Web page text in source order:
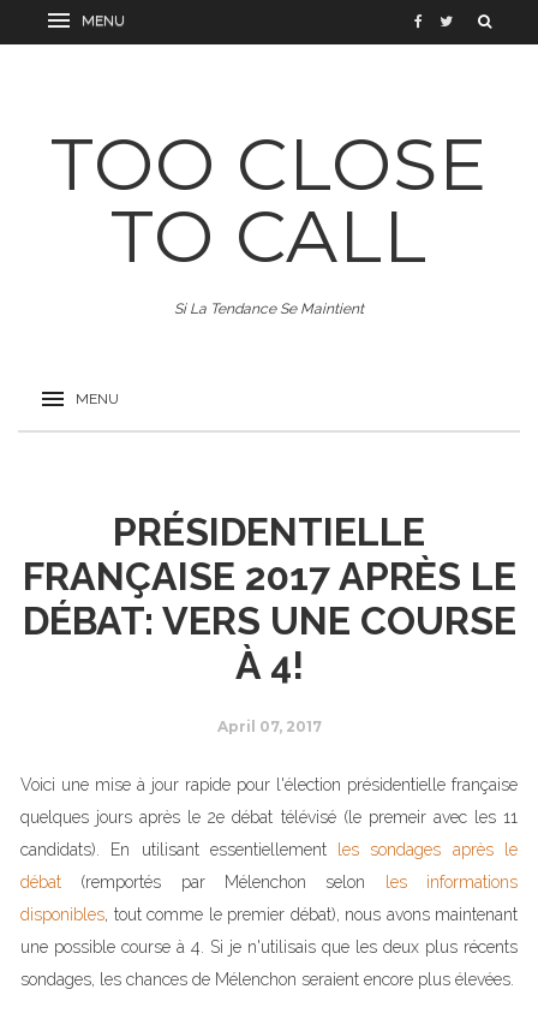
TOO CLOSE
TO CALL
Si La Tendance Se Maintient
PRÉSIDENTIELLE
FRANÇAISE 2017 APRÈS LE
DÉBAT: VERS UNE COURSE
À 4!
April 07, 2017
Voici une mise à jour rapide pour l'élection présidentielle française
quelques jours après le 2e débat télévisé (le premeir avec les 11
candidats). En utilisant essentiellement
les sondages après le
débat (remportés par Mélenchon selon
les informations
disponibles, tout comme le premier débat), nous avons maintenant
une possible course à 4. Si je n'utilisais que les deux plus récents
sondages, les chances de Mélenchon seraient encore plus élevées.